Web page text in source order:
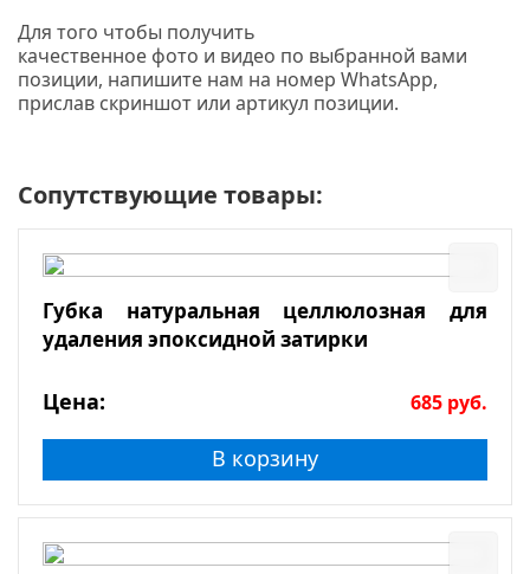
Для того чтобы получить
качественное фото и видео по выбранной вами
позиции, напишите нам на номер WhatsApp,
прислав скриншот или артикул позиции.
Сопутствующие товары:
Губка натуральная целлюлозная для
удаления эпоксидной затирки
Цена: 685 руб.
В корзину